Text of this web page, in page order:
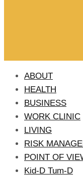
ABOUT
HEALTH
BUSINESS
WORK CLINIC
LIVING
RISK
POINT OF
Kid-D Tum-D